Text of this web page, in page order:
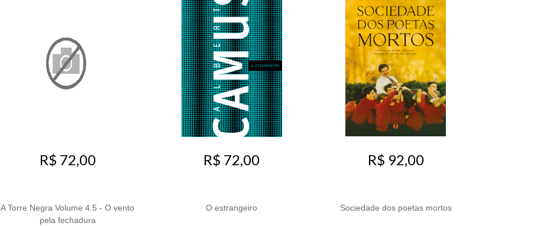
R$ 72,00
A Torre Negra Volume 4.5 - O vento
pela fechadura
R$ 72,00
O estrangeiro
R$ 92,00
Sociedade dos poetas mortos